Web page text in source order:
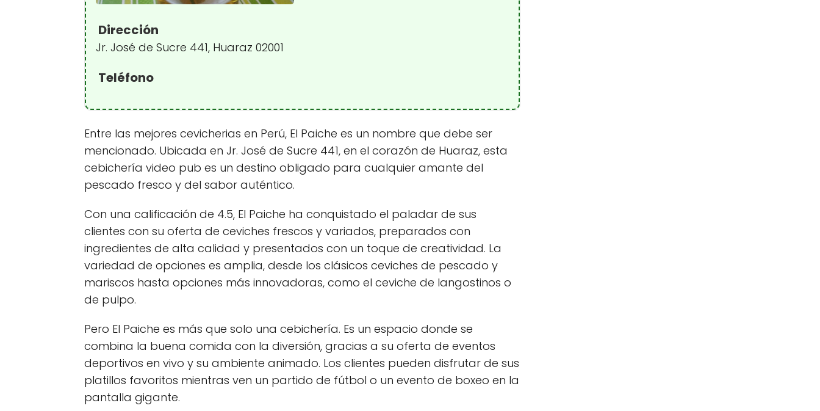
Dirección
Jr. José de Sucre 441, Huaraz 02001
Teléfono
Entre las mejores cevicherias en Perú, El Paiche es un nombre que debe ser
mencionado. Ubicada en Jr. José de Sucre 441, en el corazón de Huaraz, esta
cebichería video pub es un destino obligado para cualquier amante del
pescado fresco y del sabor auténtico.
Con una calificación de 4.5, El Paiche ha conquistado el paladar de sus
clientes con su oferta de ceviches frescos y variados, preparados con
ingredientes de alta calidad y presentados con un toque de creatividad. La
variedad de opciones es amplia, desde los clásicos ceviches de pescado y
mariscos hasta opciones más innovadoras, como el ceviche de langostinos o
de pulpo.
Pero El Paiche es más que solo una cebichería. Es un espacio donde se
combina la buena comida con la diversión, gracias a su oferta de eventos
deportivos en vivo y su ambiente animado. Los clientes pueden disfrutar de sus
platillos favoritos mientras ven un partido de fútbol o un evento de boxeo en la
pantalla gigante.